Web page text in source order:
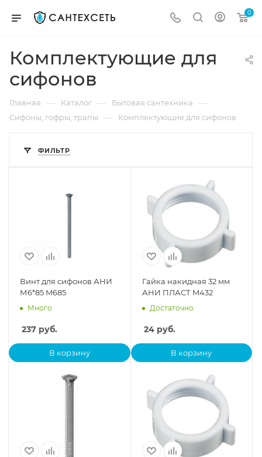
0
Комплектующие для
сифонов
Главная — Каталог — Бытовая сантехника —
Сифоны, гофры, трапы — Комплектующие для сифонов
ФИЛЬТР
Винт для сифонов АНИ
М6*85 M685
Много
237 руб.
В корзину
Гайка накидная 32 мм
АНИ ПЛАСТ M432
Достаточно
24руб.
В корзину